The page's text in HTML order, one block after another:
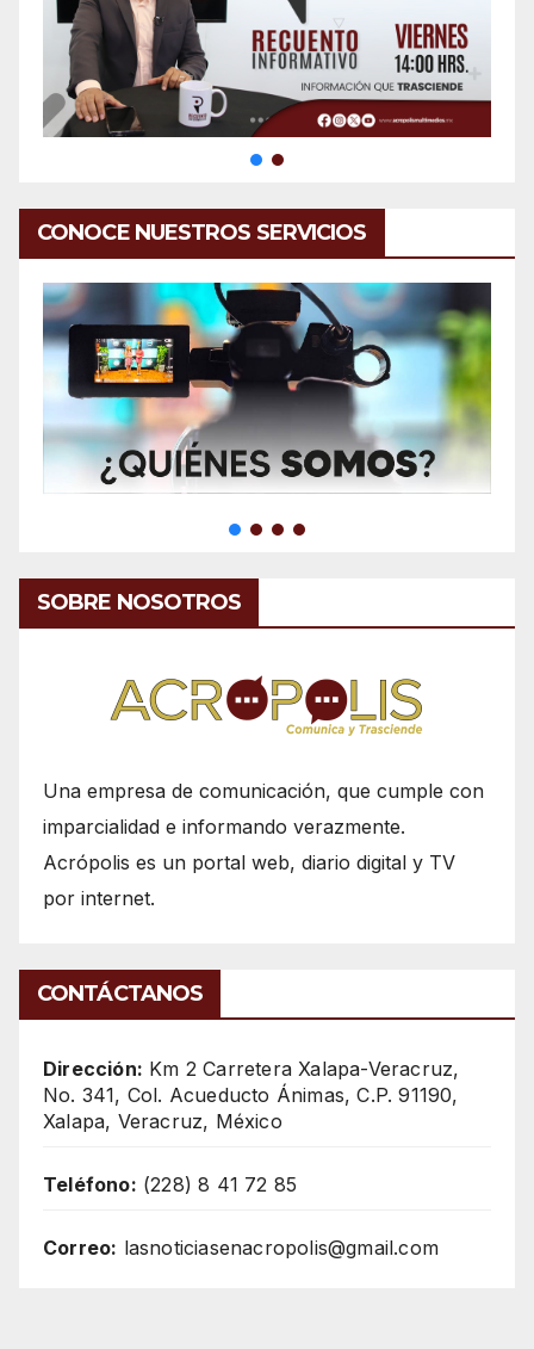
CONOCE NUESTROS SERVICIOS
SOBRE NOSOTROS
Una empresa de comunicación, que cumple con
imparcialidad e informando verazmente.
Acrópolis es un portal web, diario digital y TV
por internet.
CONTÁCTANOS
Dirección: Km 2 Carretera Xalapa-Veracruz,
No. 341, Col. Acueducto Ánimas, C.P. 91190,
Xalapa, Veracruz, México
Teléfono: (228) 8 41 72 85
Correo: lasnoticiasenacropolis@gmail.com